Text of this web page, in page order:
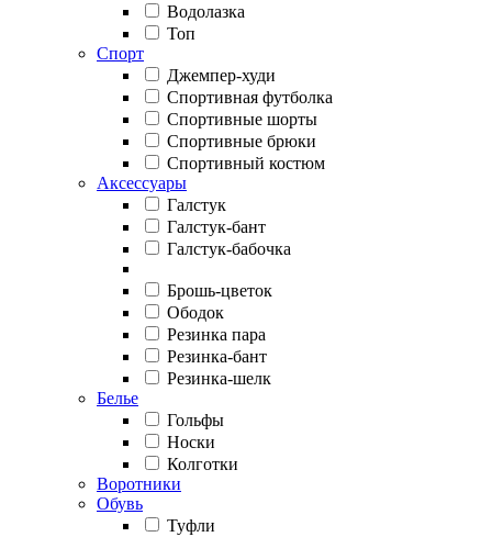
Водолазка
Топ
Спорт
Джемпер-худи
Спортивная футболка
Спортивные шорты
Спортивные брюки
Спортивный костюм
Аксессуары
Галстук
Галстук-бант
Галстук-бабочка
Брошь-цветок
Ободок
Резинка пара
Резинка-бант
Резинка-шелк
Белье
Гольфы
Носки
Колготки
Воротники
Обувь
Туфли